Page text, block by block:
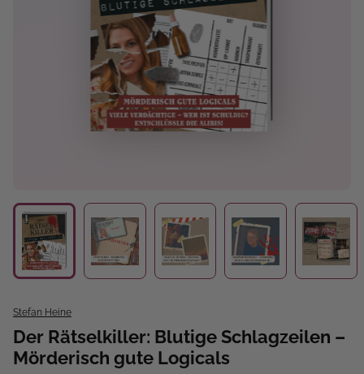
Stefan Heine
Der Rätselkiller: Blutige Schlagzeilen –
Mörderisch gute Logicals